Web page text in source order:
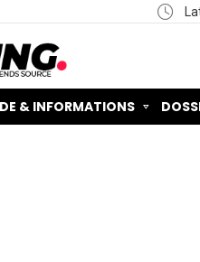
& INFORMATIONS